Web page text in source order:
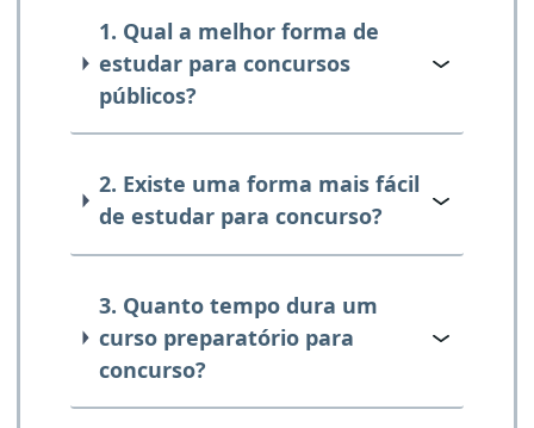
1. Qual a melhor forma de
estudar para concursos
públicos?
2. Existe uma forma mais fácil
de estudar para concurso?
3. Quanto tempo dura um
curso preparatório para
concurso?